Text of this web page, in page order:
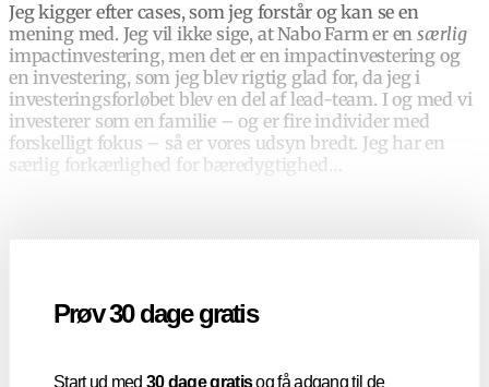
Jeg kigger efter cases, som jeg forstår og kan se en
mening med. Jeg vil ikke sige, at Nabo Farm er en særlig
impactinvestering, men det er en impactinvestering og
en investering, som jeg blev rigtig glad for, da jeg i
investeringsforløbet blev en del af lead-team. I og med vi
investerer som en familie – og er fire individer med
forskelligt fokus – så er vores udsyn bredt. Jeg har en
særlig forkærlighed for bæredygtighed…
Prøv 30 dage gratis
Start ud med 30 dage gratisog få adgang til de